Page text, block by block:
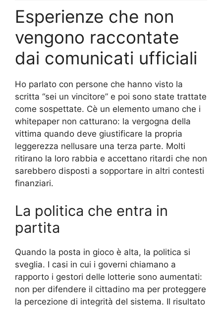
Esperienze che non
vengono raccontate
dai comunicati ufficiali
Ho parlato con persone che hanno visto la
scritta “sei un vincitore” e poi sono state trattate
come sospettate. Cè un elemento umano che i
whitepaper non catturano: la vergogna della
vittima quando deve giustificare la propria
leggerezza nellusare una terza parte. Molti
ritirano la loro rabbia e accettano ritardi che non
sarebbero disposti a sopportare in altri contesti
finanziari.
La politica che entra in
partita
Quando la posta in gioco è alta, la politica si
sveglia. I casi in cui i governi chiamano a
rapporto i gestori delle lotterie sono aumentati:
non per difendere il cittadino ma per proteggere
la percezione di integrità del sistema. Il risultato